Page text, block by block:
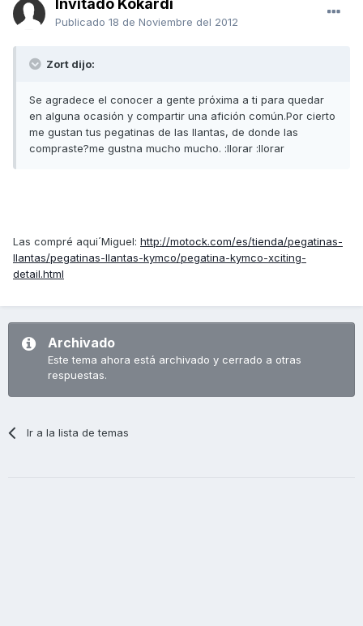
Publicado 18 de Noviembre del 2012
Zort dijo:
Se agradece el conocer a gente próxima a ti para quedar
en alguna ocasión y compartir una afición común.Por cierto
me gustan tus pegatinas de las llantas, de donde las
compraste?me gustna mucho mucho. :llorar :llorar
Las compré aqui´Miguel: http://motock.com/es/tienda/pegatinas-
llantas/pegatinas-llantas-kymco/pegatina-kymco-xciting-
detail.html
Archivado
Este tema ahora está archivado y cerrado a otras
respuestas.
Ir a la lista de temas